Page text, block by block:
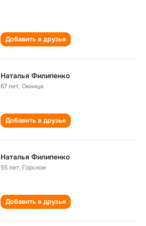
Добавить в друзья
Наталья Филипенко
67 лет,Окница
Добавить в друзья
Наталья Филипенко
55 лет, Горское
Добавить в друзья